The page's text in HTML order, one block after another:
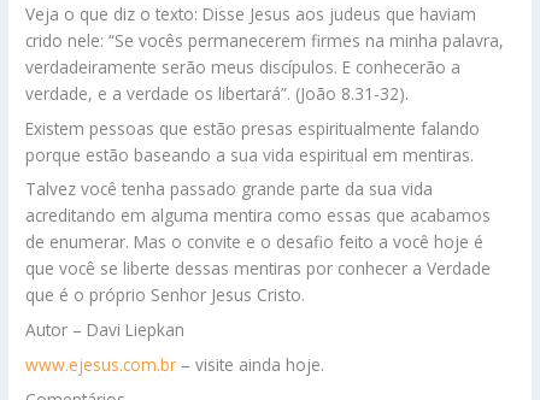
Veja o que diz o texto: Disse Jesus aos judeus que haviam
crido nele: “Se vocês permanecerem firmes na minha palavra,
verdadeiramente serão meus discípulos. E conhecerão a
verdade, e a verdade os libertará”. (João 8.31-32).
Existem pessoas que estão presas espiritualmente falando
porque estão baseando a sua vida espiritual em mentiras.
Talvez você tenha passado grande parte da sua vida
acreditando em alguma mentira como essas que acabamos
de enumerar. Mas o convite e o desafio feito a você hoje é
que você se liberte dessas mentiras por conhecer a Verdade
que é o próprio Senhor Jesus Cristo.
Autor – Davi Liepkan
www.ejesus.com.br – visite ainda hoje.